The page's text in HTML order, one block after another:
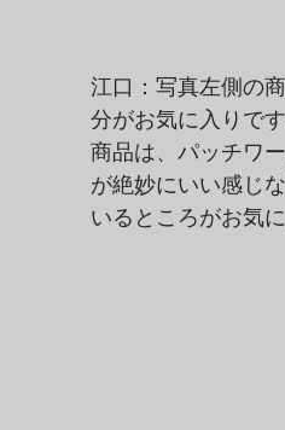
江口：写真左側の
分がお気に入りで
商品は、パッチワ
が絶妙にいい感じ
いるところがお気